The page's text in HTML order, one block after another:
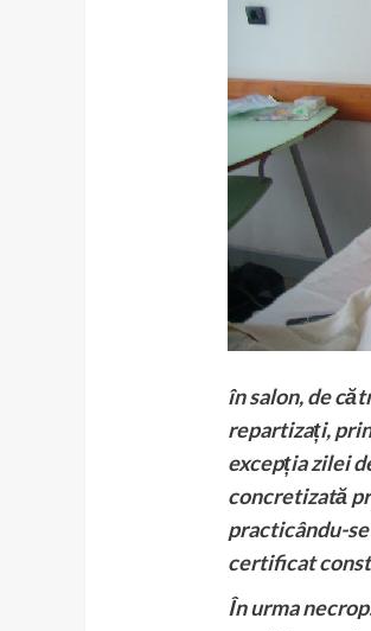
în salon, de
repartizați,
excepția zilei
concretizată
practicându-
certificat
În urma